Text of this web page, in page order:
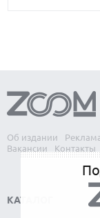
Об издании
Вакансии
Контакты
КАТАЛОГ